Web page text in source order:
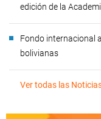
edición de la
Fondo internacional
bolivianas
Ver todas las